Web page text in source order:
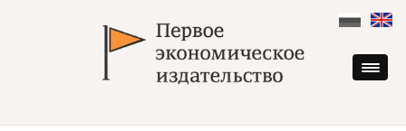
content